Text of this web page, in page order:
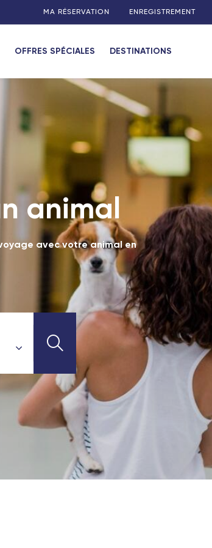
MA RÉSERVATION ENREGISTREMENT
OFFRES SPÉCIALES DESTINATIONS
animal
avec votre animal en
DESTINATIONS